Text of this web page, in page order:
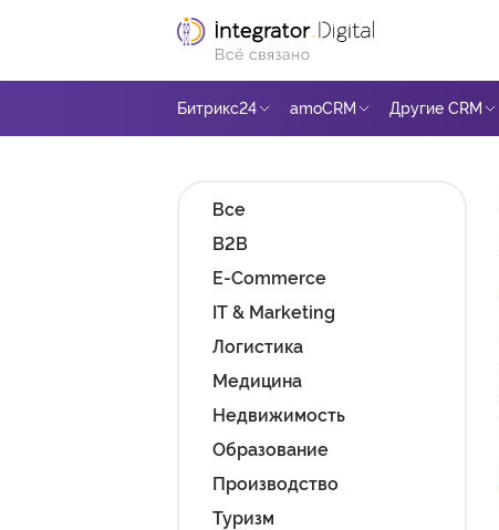
Ссылка на главную страницу
Битрикс24 amoCRM Другие CRM
Все
B2B
E-Commerce
IT & Marketing
Логистика
Медицина
Недвижимость
Образование
Производство
Туризм